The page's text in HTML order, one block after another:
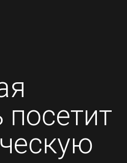
посетит